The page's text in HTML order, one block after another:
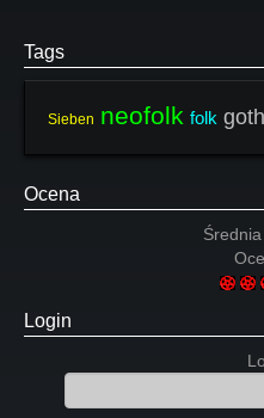
Tags
Sieben neofolk folk
Ocena
Login